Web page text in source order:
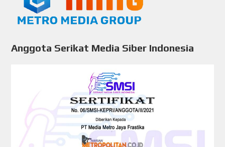
Anggota Serikat Media Siber Indonesia